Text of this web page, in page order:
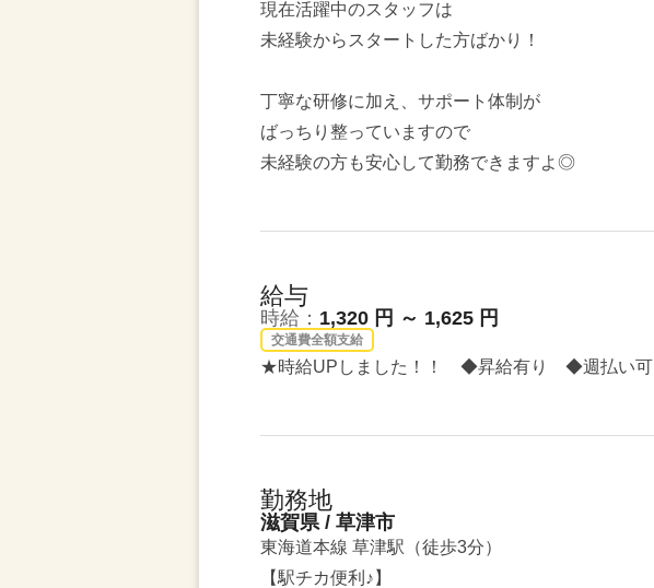
現在活躍中のスタッフは
未経験からスタートした方ばかり！
丁寧な研修に加え、サポート体制が
ばっちり整っていますので
未経験の方も安心して勤務できますよ◎
給与
時給： 1,320 円 ～ 1,625 円
交通費全額支給
★時給UPしました！！ ◆昇給有り ◆週払い可
勤務地
滋賀県 / 草津市
東海道本線 草津駅（徒歩3分）
【駅チカ便利♪】